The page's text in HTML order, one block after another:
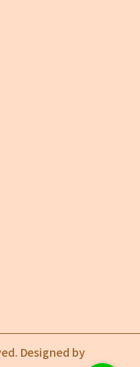
Designed by